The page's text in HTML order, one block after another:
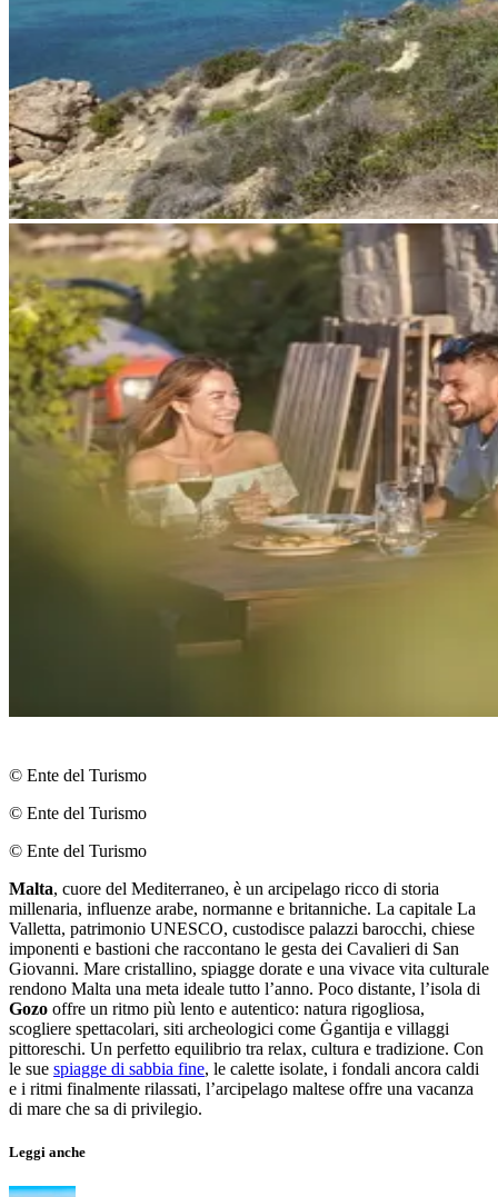
© Ente del Turismo
© Ente del Turismo
© Ente del Turismo
Malta, cuore del Mediterraneo, è un arcipelago ricco di storia
millenaria, influenze arabe, normanne e britanniche. La capitale La
Valletta, patrimonio UNESCO, custodisce palazzi barocchi, chiese
imponenti e bastioni che raccontano le gesta dei Cavalieri di San
Giovanni. Mare cristallino, spiagge dorate e una vivace vita culturale
rendono Malta una meta ideale tutto l’anno. Poco distante, l’isola di
Gozo offre un ritmo più lento e autentico: natura rigogliosa,
scogliere spettacolari, siti archeologici come Ġgantija e villaggi
pittoreschi. Un perfetto equilibrio tra relax, cultura e tradizione. Con
le sue spiagge di sabbia fine, le calette isolate, i fondali ancora caldi
e i ritmi finalmente rilassati, l’arcipelago maltese offre una vacanza
di mare che sa di privilegio.
Leggi anche